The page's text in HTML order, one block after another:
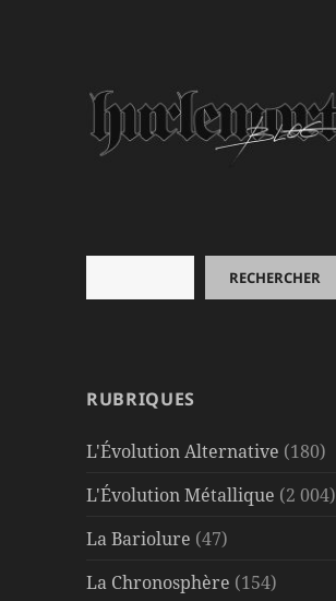
RECHERCHER
RUBRIQUES
L'Évolution Alternative (180)
L'Évolution Métallique (2 004)
La Bariolure (47)
La Chronosphère (154)